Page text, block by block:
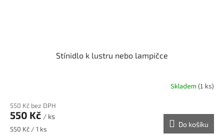
Stínidlo k lustru nebo lampičce
Skladem (1 ks)
550 Kč bez DPH
550 Kč / ks
Měrná
550 Kč / 1 ks
Do košíku